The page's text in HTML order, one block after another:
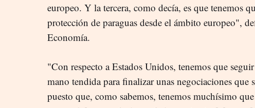
europeo. Y la tercera, como decía, es que tenemos
protección de paraguas desde el ámbito europeo",
Economía.
"Con respecto a Estados Unidos, tenemos que
mano tendida para finalizar unas negociaciones que
puesto que, como sabemos, tenemos muchísimo